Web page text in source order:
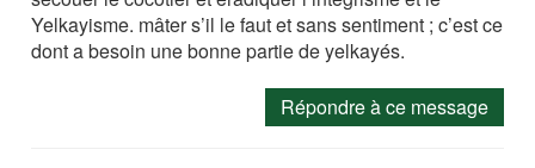
Yelkayisme. mâter s’il le faut et sans sentiment ; c’est ce
dont a besoin une bonne partie de yelkayés.
Répondre à ce message